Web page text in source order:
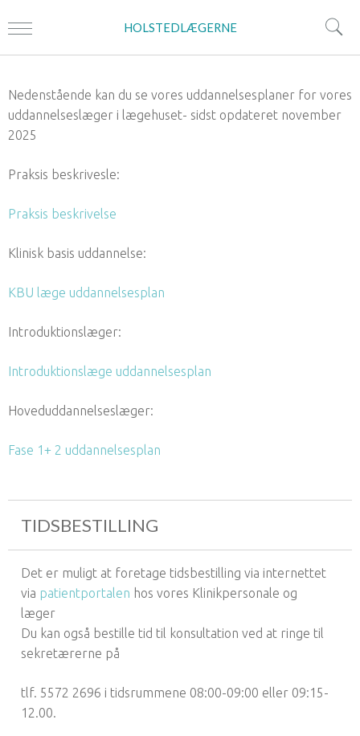
HOLSTEDLÆGERNE
Nedenstående kan du se vores uddannelsesplaner for vores
uddannelseslæger i lægehuset- sidst opdateret november
2025
Praksis beskrivesle:
Praksis beskrivelse
Klinisk basis uddannelse:
KBU læge uddannelsesplan
Introduktionslæger:
Introduktionslæge uddannelsesplan
Hoveduddannelseslæger:
Fase 1+ 2 uddannelsesplan
TIDSBESTILLING
Det er muligt at foretage tidsbestilling via internettet
via patientportalen hos vores Klinikpersonale og
læger
Du kan også bestille tid til konsultation ved at ringe til
sekretærerne på
tlf. 5572 2696 i tidsrummene 08:00-09:00 eller 09:15-
12.00.